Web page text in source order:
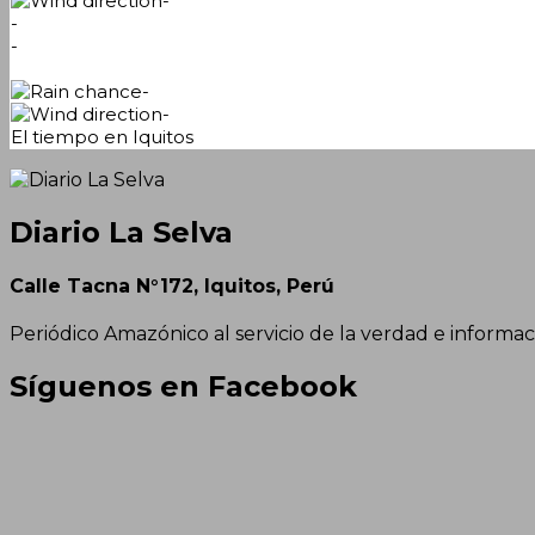
-
-
-
-
El tiempo en Iquitos
Diario La Selva
Calle Tacna N°172, Iquitos, Perú
Periódico Amazónico al servicio de la verdad e
Síguenos en Facebook